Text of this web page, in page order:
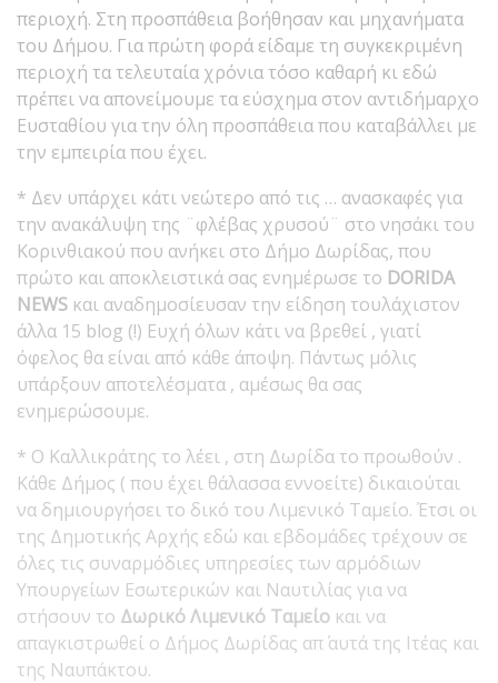
περιοχή. Στη προσπάθεια βοήθησαν και μηχανήματα
του Δήμου. Για πρώτη φορά είδαμε τη συγκεκριμένη
περιοχή τα τελευταία χρόνια τόσο καθαρή κι εδώ
πρέπει να απονείμουμε τα εύσχημα στον αντιδήμαρχο
Ευσταθίου για την όλη προσπάθεια που καταβάλλει με
την εμπειρία που έχει.
* Δεν υπάρχει κάτι νεώτερο από τις … ανασκαφές για
την ανακάλυψη της ¨φλέβας χρυσού¨ στο νησάκι του
Κορινθιακού που ανήκει στο Δήμο Δωρίδας, που
πρώτο και αποκλειστικά σας ενημέρωσε το DORIDA
NEWS και αναδημοσίευσαν την είδηση τουλάχιστον
άλλα 15 blog (!) Ευχή όλων κάτι να βρεθεί , γιατί
όφελος θα είναι από κάθε άποψη. Πάντως μόλις
υπάρξουν αποτελέσματα , αμέσως θα σας
ενημερώσουμε.
* O Καλλικράτης το λέει , στη Δωρίδα το προωθούν .
Κάθε Δήμος ( που έχει θάλασσα εννοείτε) δικαιούται
να δημιουργήσει το δικό του Λιμενικό Ταμείο. Έτσι οι
της Δημοτικής Αρχής εδώ και εβδομάδες τρέχουν σε
όλες τις συναρμόδιες υπηρεσίες των αρμόδιων
Υπουργείων Εσωτερικών και Ναυτιλίας για να
στήσουν το Δωρικό Λιμενικό Ταμείο και να
απαγκιστρωθεί ο Δήμος Δωρίδας απ΄ αυτά της Ιτέας και
της Ναυπάκτου.